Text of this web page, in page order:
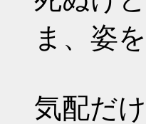
ま、姿
気配だ